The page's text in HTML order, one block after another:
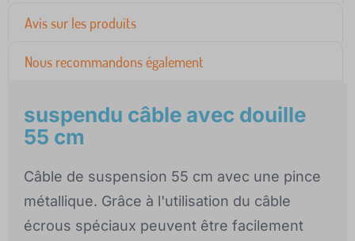
Avis sur les produits
Nous recommandons également
suspendu câble avec douille
55 cm
Câble de suspension 55 cm avec une pince
métallique. Grâce à l'utilisation du câble
écrous spéciaux peuvent être facilement